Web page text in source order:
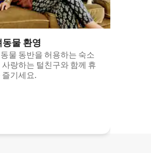
동물 환영
물 동반을 허용하는 숙소
사랑하는 털친구와 함께 휴
즐기세요.